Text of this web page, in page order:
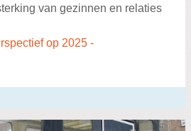
van gezinnen en relaties
op 2025 -